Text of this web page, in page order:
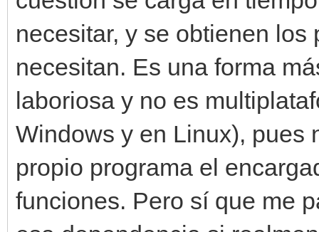
necesitar, y se obtienen
necesitan. Es una forma
laboriosa y no es
Windows y en Linux), pues
propio programa el
funciones. Pero sí que me